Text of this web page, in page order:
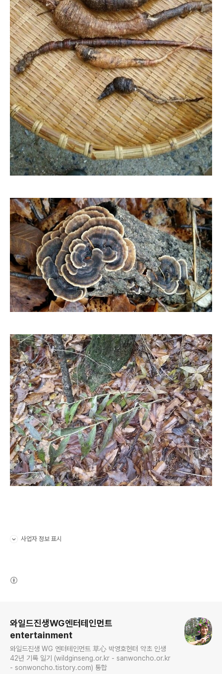
사업자 정보 표시
와일드진생WG엔터테인먼트
entertainment
와일드진생 WG 엔터테인먼트 草心 박영호헌터 약초 인생
42년 기록 일기 (wildginseng.or.kr - sanwoncho.or.kr
- sonwoncho.tistory.com) 통합